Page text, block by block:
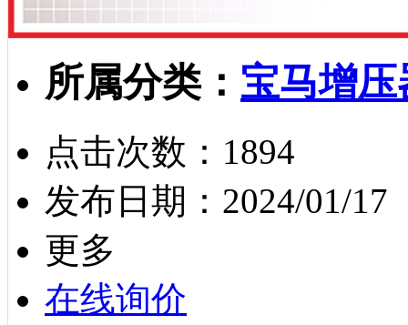
所属分类： 宝马增压
点击次数： 1894
发布日期： 2024/01/17
更多
在线询价